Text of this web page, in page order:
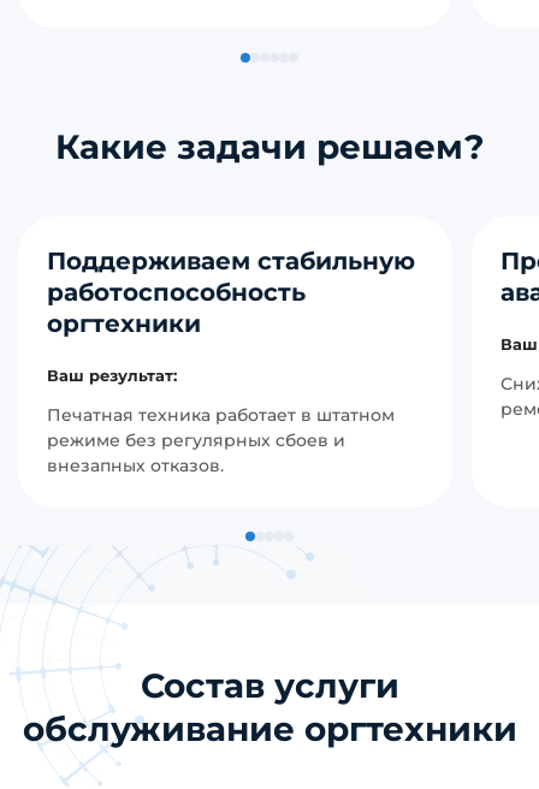
Какие задачи решаем?
Поддерживаем стабильную
работоспособность
оргтехники
Ваш результат:
Печатная техника работает в штатном
режиме без регулярных сбоев и
внезапных отказов.
Ваш
Состав услуги
обслуживание оргтехники